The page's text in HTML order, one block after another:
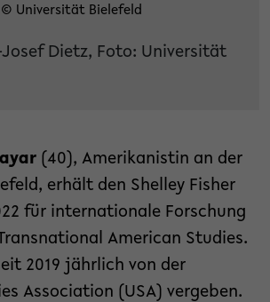
© Universität Bielefeld
Josef Dietz, Foto: Universität
(40), Amerikanistin an der
erhält den Shelley Fisher
für internationale Forschung
American Studies.
2019 jährlich von der
Association (USA) vergeben.